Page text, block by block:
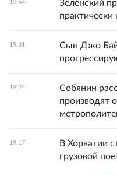
19:54
Зеленский
19:31
Сын Джо
19:24
Собянин
производят
19:17
В Хорватии
грузовой